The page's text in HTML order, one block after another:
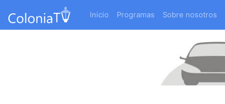
Inicio Programas Sobre nosotros